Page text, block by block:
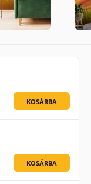
KOSÁRBA
KOSÁRBA